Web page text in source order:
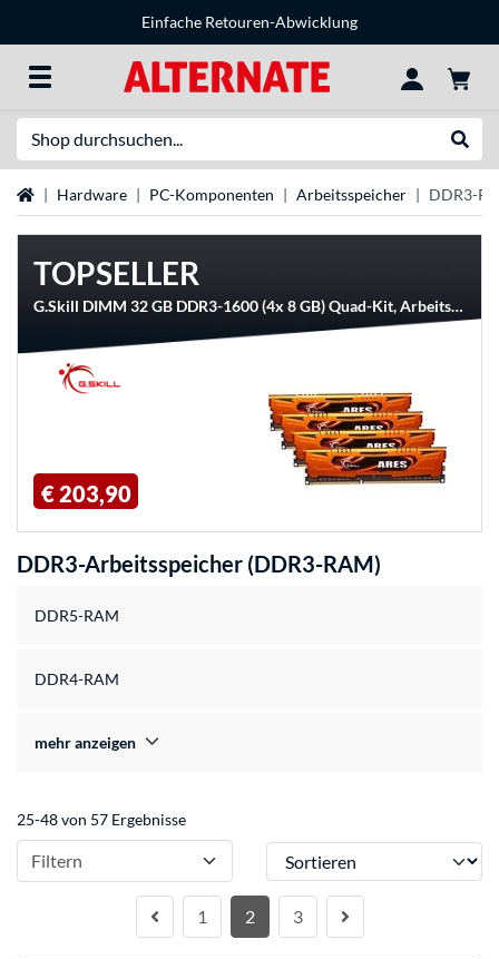
Einfache Retouren-Abwicklung
StartseiteHardware PC-Komponenten Arbeitsspeicher DDR3-
TOPSELLER
G.Skill DIMM 32 GB DDR3-1600 (4x 8 GB) Quad-Kit, Arbeitsspeicher
€ 203,90
DDR3-Arbeitsspeicher (DDR3-RAM)
DDR5-RAM
DDR4-RAM
mehr anzeigen
25-48 von 57 Ergebnisse
Filtern Sortieren
1 2 3